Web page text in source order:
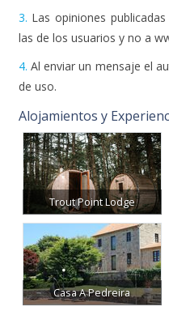
Las opiniones
las de los usuarios y no a
Al enviar un mensaje el
Alojamientos y
Trout Point Lodge
Casa A Pedreira